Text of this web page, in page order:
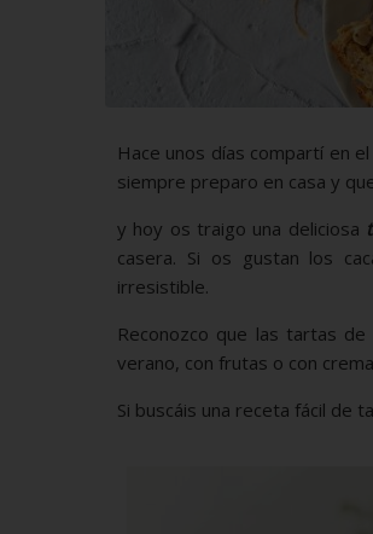
Hace unos días compartí en
siempre preparo en casa y
y hoy os traigo una deliciosa
casera. Si os gustan los
irresistible.
Reconozco que las tartas
verano, con frutas o con
Si buscáis una receta fácil de